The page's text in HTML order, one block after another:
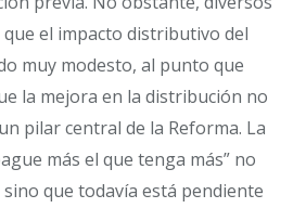
el impacto distributivo del
muy modesto, al punto que
la mejora en la distribución no
pilar central de la Reforma. La
más el que tenga más” no
que todavía está pendiente